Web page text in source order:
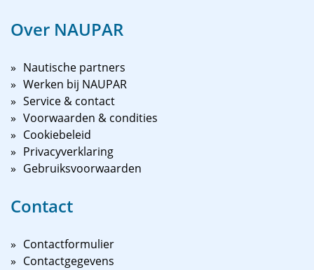
Over NAUPAR
Nautische partners
Werken bij NAUPAR
Service & contact
Voorwaarden & condities
Cookiebeleid
Privacyverklaring
Gebruiksvoorwaarden
Contact
Contactformulier
Contactgegevens